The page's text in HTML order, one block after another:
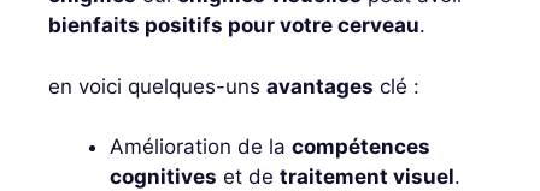
bienfaits positifs pour votre cerveau.
en voici quelques-uns avantages clé :
Amélioration de la compétences
cognitives et de traitement visuel.